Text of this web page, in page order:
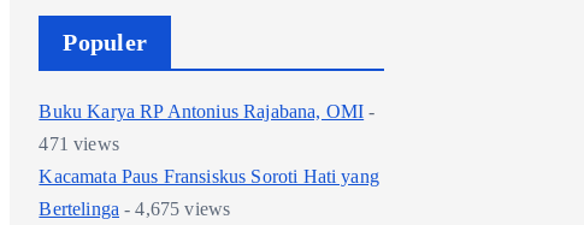
Populer
Buku Karya RP Antonius Rajabana, OMI -
471 views
Kacamata Paus Fransiskus Soroti Hati yang
Bertelinga - 4,675 views